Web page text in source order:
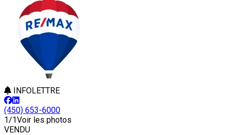
INFOLETTRE
(450) 653-6000
1/1Voir les photos
VENDU